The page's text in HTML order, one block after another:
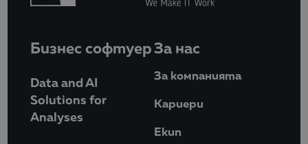
Бизнес софтуер
Data and AI
Solutions for
Analyses
За нас
За компанията
Кариери
Eкип